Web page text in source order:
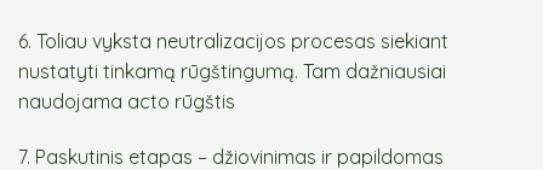
6. Toliau vyksta neutralizacijos procesas siekiant
nustatyti tinkamą rūgštingumą. Tam dažniausiai
naudojama acto rūgštis
7. Paskutinis etapas – džiovinimas ir papildomas